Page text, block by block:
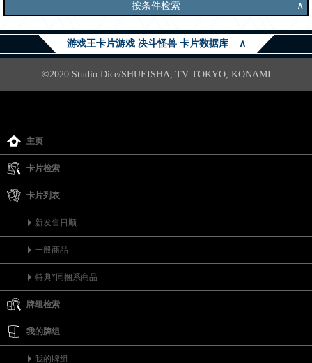
按条件检索 ∧
游戏王卡片游戏 决斗怪兽 卡片数据库 ∧
©2020 Studio Dice/SHUEISHA, TV TOKYO, KONAMI
主页
卡片检索
卡片列表
新发售日顺
一般商品
特典*同捆系商品
牌组检索
我的牌组
我的牌组